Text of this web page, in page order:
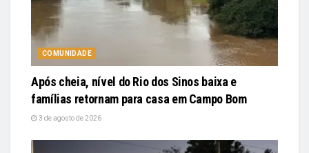
COMUNIDADE
Após cheia, nível do Rio dos Sinos baixa e
famílias retornam para casa em Campo Bom
3 de agosto de 2026